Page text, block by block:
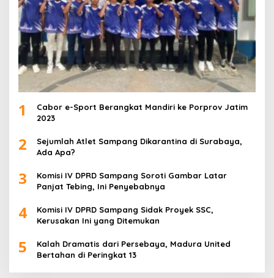
1
Cabor e-Sport Berangkat Mandiri ke Porprov Jatim
2023
2
Sejumlah Atlet Sampang Dikarantina di Surabaya,
Ada Apa?
3
Komisi IV DPRD Sampang Soroti Gambar Latar
Panjat Tebing, Ini Penyebabnya
4
Komisi IV DPRD Sampang Sidak Proyek SSC,
Kerusakan Ini yang Ditemukan
5
Kalah Dramatis dari Persebaya, Madura United
Bertahan di Peringkat 13